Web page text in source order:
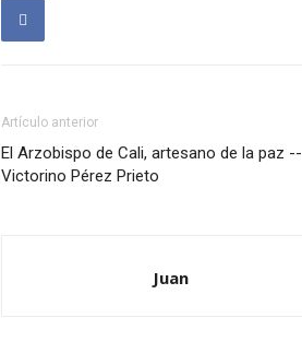
Artículo anterior
El Arzobispo de Cali, artesano de la paz --
Victorino Pérez Prieto
Juan